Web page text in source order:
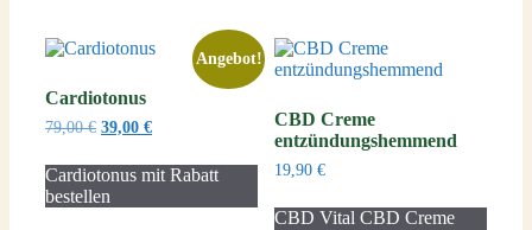
Angebot!
Cardiotonus
79,00€ Ursprünglicher
war:
79,00 €
39,00 €Aktueller
ist:
39,00 €.
Cardiotonus mit Rabatt
bestellen
CBD Creme
entzündungshemmend
19,90€
CBD Vital CBD Creme